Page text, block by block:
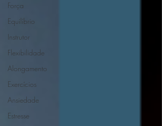
Força
Equilíbrio
Instrutor
Flexibilidade
Alongamento
Exercícios
Ansiedade
Estresse